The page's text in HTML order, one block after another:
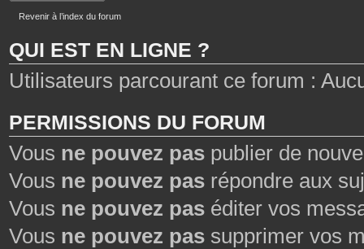
Revenir à l’index du forum
QUI EST EN LIGNE ?
Utilisateurs parcourant ce forum :
PERMISSIONS DU FORUM
Vous ne pouvez pas publier de
Vous ne pouvez pas répondre aux
Vous ne pouvez pas éditer vos
Vous ne pouvez pas supprimer vos